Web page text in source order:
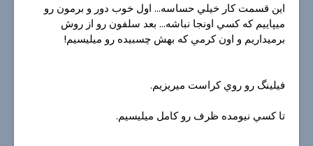
اين قسمت كار خيلي حساسه... اول خوب دور و برمون رو
ميپاييم كه كسي اونجا نباشه... بعد سلفون رو از روش
برميداريم و اون كرمي كه بهش چسبيده رو ميليسيم!
فيلينگ رو روي كراست ميريزيم.
تا كسي نيومده ظرف رو كامل ميليسيم.